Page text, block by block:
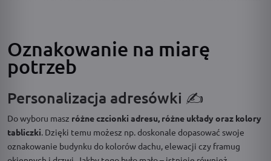
Oznakowanie na miarę
potrzeb
Personalizacja adresówki ✍️
Do wyboru masz różne czcionki adresu, różne układy oraz kolory
tabliczki . Dzięki temu możesz np. doskonale dopasować swoje
oznakowanie budynku do kolorów dachu, elewacji czy framug